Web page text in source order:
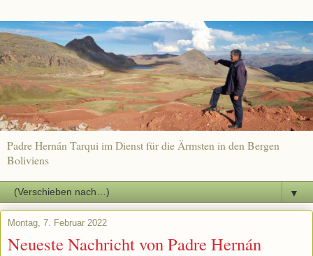
Padre Hernán Tarqui im Dienst für die Ärmsten in den Bergen
Boliviens
▼
Montag, 7. Februar 2022
Neueste Nachricht von Padre Hernán